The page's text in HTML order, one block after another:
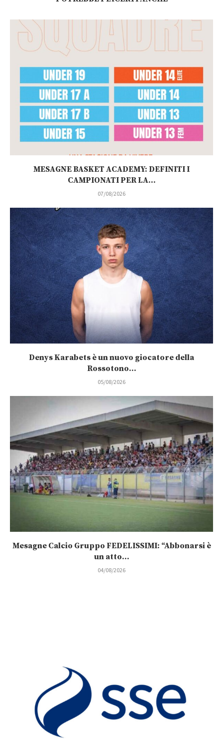
MESAGNE BASKET ACADEMY: DEFINITI I
CAMPIONATI PER LA...
07/08/2026
Denys Karabets è un nuovo giocatore della
Rossotono...
05/08/2026
Mesagne Calcio Gruppo FEDELISSIMI: “Abbonarsi è
un atto...
04/08/2026